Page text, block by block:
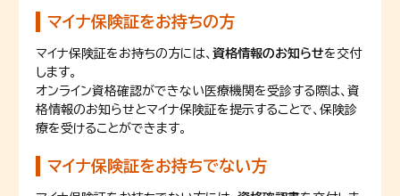
マイナ保険証をお持ちの方
マイナ保険証をお持ちの方には、資格情報のお知らせを交付
します。
オンライン資格確認ができない医療機関を受診する際は、資
格情報のお知らせとマイナ保険証を提示することで、保険診
療を受けることができます。
マイナ保険証をお持ちでない方